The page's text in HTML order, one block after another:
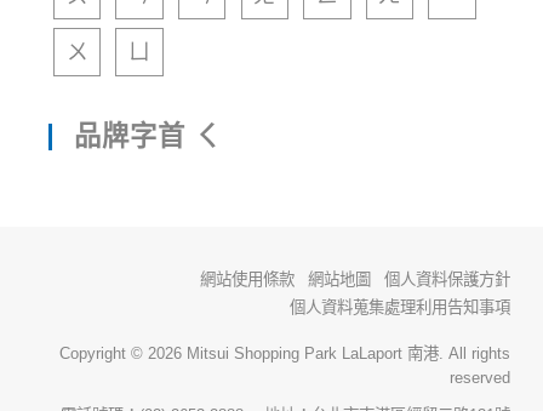
ㄨ ㄩ
品牌字首 ㄑ
網站使用條款 網站地圖
個人資料保護方針
個人資料蒐集處理利用告知事項
Copyright © 2026 Mitsui Shopping Park LaLaport 南港. All rights
reserved